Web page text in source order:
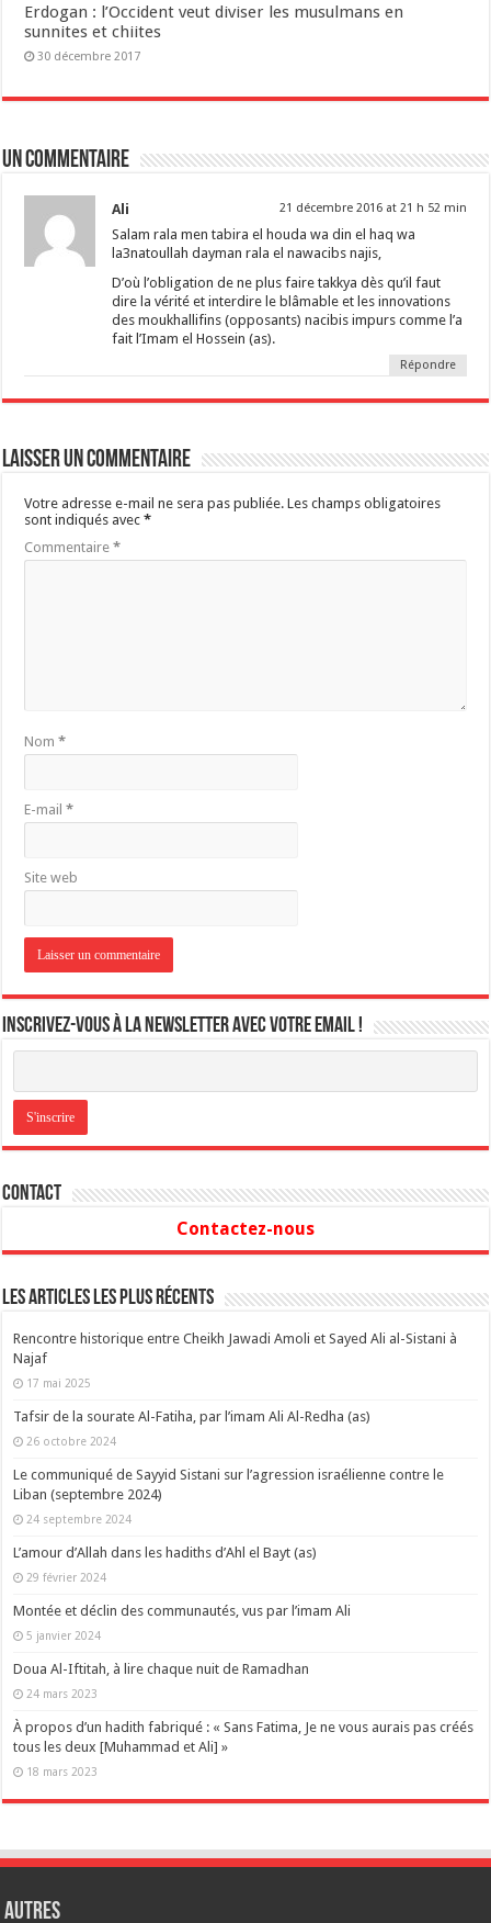
Erdogan : l’Occident veut diviser les musulmans en
sunnites et chiites
30 décembre 2017
Un commentaire
Ali 21 décembre 2016 at 21 h 52 min
Salam rala men tabira el houda wa din el haq wa
la3natoullah dayman rala el nawacibs najis,
D’où l’obligation de ne plus faire takkya dès qu’il faut
dire la vérité et interdire le blâmable et les innovations
des moukhallifins (opposants) nacibis impurs comme l’a
fait l’Imam el Hossein (as).
Répondre
Laisser un commentaire
Votre adresse e-mail ne sera pas publiée. Les champs obligatoires
sont indiqués avec*
Commentaire*
Nom*
E-mail*
Site web
Inscrivez-vous à la newsletter avec votre email !
Contact
Contactez-nous
Les articles les plus récents
Rencontre historique entre Cheikh Jawadi Amoli et Sayed Ali al-Sistani à
Najaf
17 mai 2025
Tafsir de la sourate Al-Fatiha, par l’imam Ali Al-Redha (as)
26 octobre 2024
Le communiqué de Sayyid Sistani sur l’agression israélienne contre le
Liban (septembre 2024)
24 septembre 2024
L’amour d’Allah dans les hadiths d’Ahl el Bayt (as)
29 février 2024
Montée et déclin des communautés, vus par l’imam Ali
5 janvier 2024
Doua Al-Iftitah, à lire chaque nuit de Ramadhan
24 mars 2023
À propos d’un hadith fabriqué : « Sans Fatima, Je ne vous aurais pas créés
tous les deux [Muhammad et Ali] »
18 mars 2023
Autres